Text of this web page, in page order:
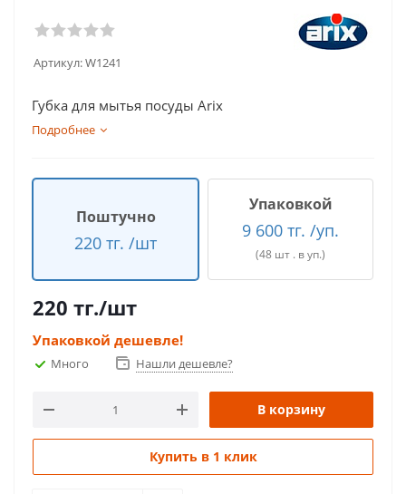
Артикул:W1241
Губка для мытья посуды Arix
Подробнее
Поштучно
220 тг. /шт
Упаковкой
9 600 тг. /уп.
(48 шт . в уп.)
220 тг./шт
Упаковкой дешевле!
Много Нашли дешевле?
В корзину
Купить в 1 клик